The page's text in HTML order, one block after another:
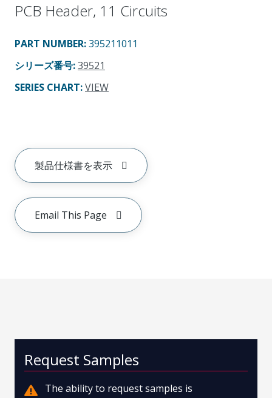
PCB Header, 11 Circuits
PART NUMBER:395211011
シリーズ番号:39521
SERIES CHART:VIEW
製品仕様書を表示
Email This Page
Request Samples
The ability to request samples is